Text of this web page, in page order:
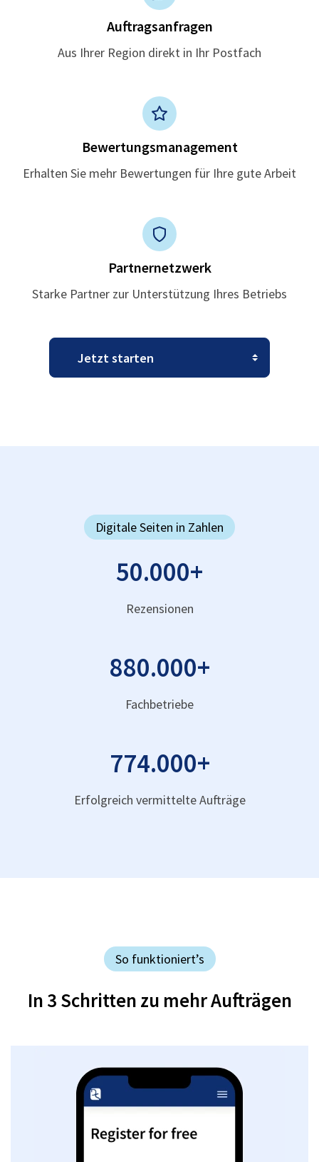
Auftragsanfragen
Aus Ihrer Region direkt in Ihr Postfach
Bewertungsmanagement
Erhalten Sie mehr Bewertungen für Ihre gute Arbeit
Partnernetzwerk
Starke Partner zur Unterstützung Ihres Betriebs
Digitale Seiten in Zahlen
50.000+
Rezensionen
880.000+
Fachbetriebe
774.000+
Erfolgreich vermittelte Aufträge
So funktioniert’s
In 3 Schritten zu mehr Aufträgen